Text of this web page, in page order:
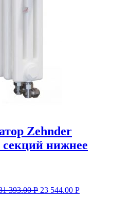
Zehnder
секций нижнее
393.00Р 23 544.00 Р